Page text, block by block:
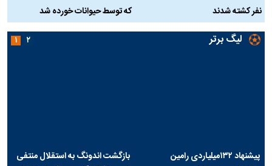
نفر کشته شدند
که توسط حیوانات خورده شد
لیگ برتر
پیشنهاد ۱۳۲میلیاردی رامین
بازگشت اندونگ به استقلال منتفی
۱ ۲